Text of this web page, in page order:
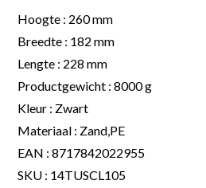
Hoogte : 260 mm
Breedte : 182 mm
Lengte : 228 mm
Productgewicht : 8000 g
Kleur : Zwart
Materiaal : Zand,PE
EAN : 8717842022955
SKU : 14TUSCL105